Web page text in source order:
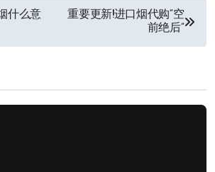
什么意
重要更新!进口烟代购“空
前绝后”